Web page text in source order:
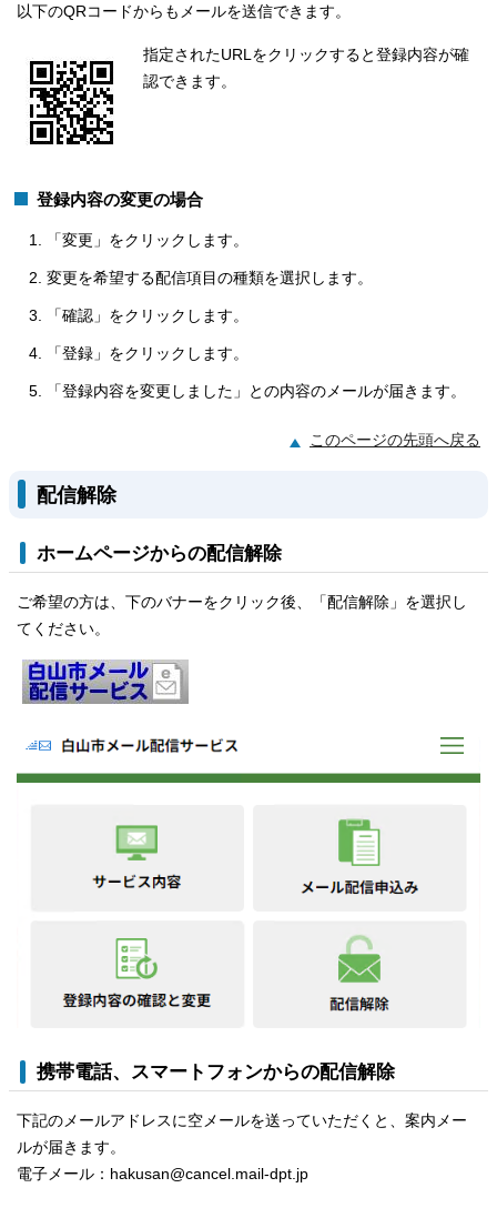
以下のQRコードからもメールを送信できます。
指定されたURLをクリックすると登録内容が確
認できます。
登録内容の変更の場合
「変更」をクリックします。
変更を希望する配信項目の種類を選択します。
「確認」をクリックします。
「登録」をクリックします。
「登録内容を変更しました」との内容のメールが届きます。
このページの先頭へ戻る
配信解除
ホームページからの配信解除
ご希望の方は、下のバナーをクリック後、「配信解除」を選択し
てください。
携帯電話、スマートフォンからの配信解除
下記のメールアドレスに空メールを送っていただくと、案内メー
ルが届きます。
電子メール：hakusan@cancel.mail-dpt.jp